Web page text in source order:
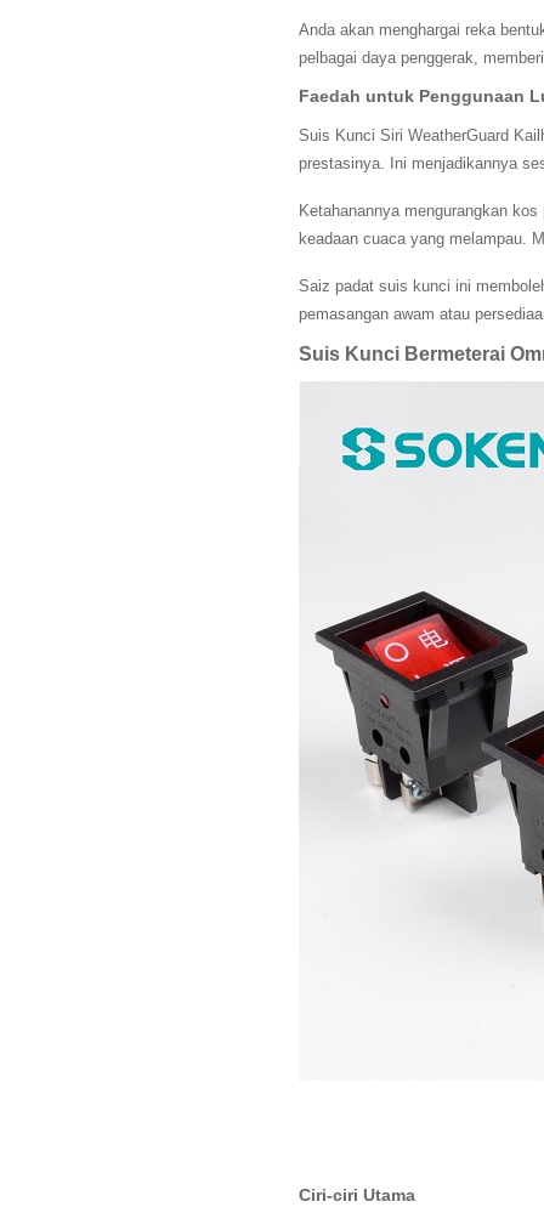
Anda akan menghargai reka
pelbagai daya penggerak,
Faedah untuk Penggunaan
Suis Kunci Siri WeatherGuard
prestasinya. Ini menjadikannya
Ketahanannya mengurangkan
keadaan cuaca yang melampau.
Saiz padat suis kunci ini
pemasangan awam atau
Suis Kunci Bermeterai
Ciri-ciri Utama